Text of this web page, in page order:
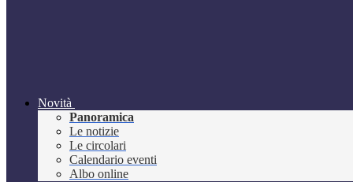
Novità
Panoramica
Le notizie
Le circolari
Calendario eventi
Albo online